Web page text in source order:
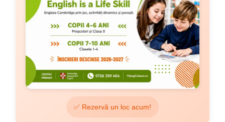
✅ Rezervă un loc acum!